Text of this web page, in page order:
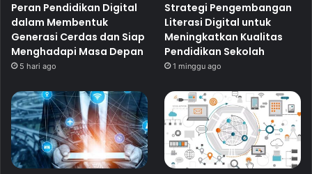
Peran Pendidikan Digital
dalam Membentuk
Generasi Cerdas dan Siap
Menghadapi Masa Depan
5 hari ago
Strategi Pengembangan
Literasi Digital untuk
Meningkatkan Kualitas
Pendidikan Sekolah
1 minggu ago